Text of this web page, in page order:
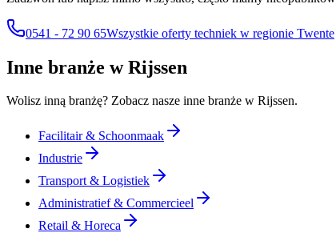
0541 - 72 90 65Wszystkie oferty techniek w regionie Twente
Inne branże w Rijssen
Wolisz inną branżę? Zobacz nasze inne branże w Rijssen.
Facilitair & Schoonmaak
Industrie
Transport & Logistiek
Administratief & Commercieel
Retail & Horeca